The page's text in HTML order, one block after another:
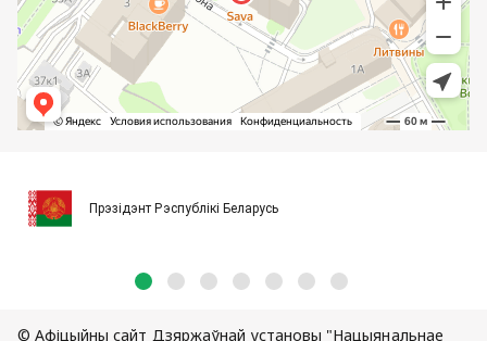
Прэзідэнт Рэспублікі Беларусь
© Афіцыйны сайт Дзяржаўнай установы "Нацыянальнае